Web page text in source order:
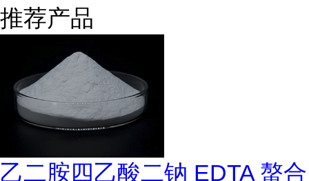
推荐产品
乙二胺四乙酸二钠 EDTA 螯合